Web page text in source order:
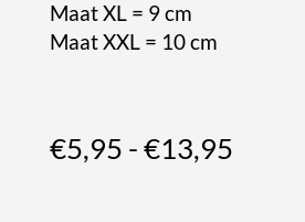
Maat XL = 9 cm
Maat XXL = 10 cm
€5,95 -€13,95